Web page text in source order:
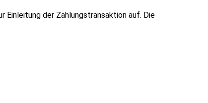
Einleitung der Zahlungstransaktion auf. Die